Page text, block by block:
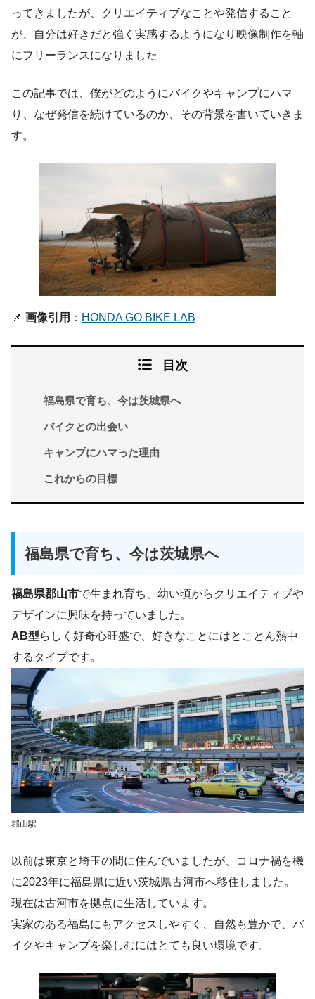
ってきましたが、クリエイティブなことや発信すること
が、自分は好きだと強く実感するようになり映像制作を軸
にフリーランスになりました
この記事では、僕がどのようにバイクやキャンプにハマ
り、なぜ発信を続けているのか、その背景を書いていきま
す。
📌 画像引用 ： HONDA GO BIKE LAB
目次
福島県で育ち、今は茨城県へ
バイクとの出会い
キャンプにハマった理由
これからの目標
福島県で育ち、今は茨城県へ
福島県郡山市で生まれ育ち、幼い頃からクリエイティブや
デザインに興味を持っていました。
AB型らしく好奇心旺盛で、好きなことにはとことん熱中
するタイプです。
郡山駅
以前は東京と埼玉の間に住んでいましたが、コロナ禍を機
に2023年に福島県に近い茨城県古河市へ移住しました。
現在は古河市を拠点に生活しています。
実家のある福島にもアクセスしやすく、自然も豊かで、バ
イクやキャンプを楽しむにはとても良い環境です。